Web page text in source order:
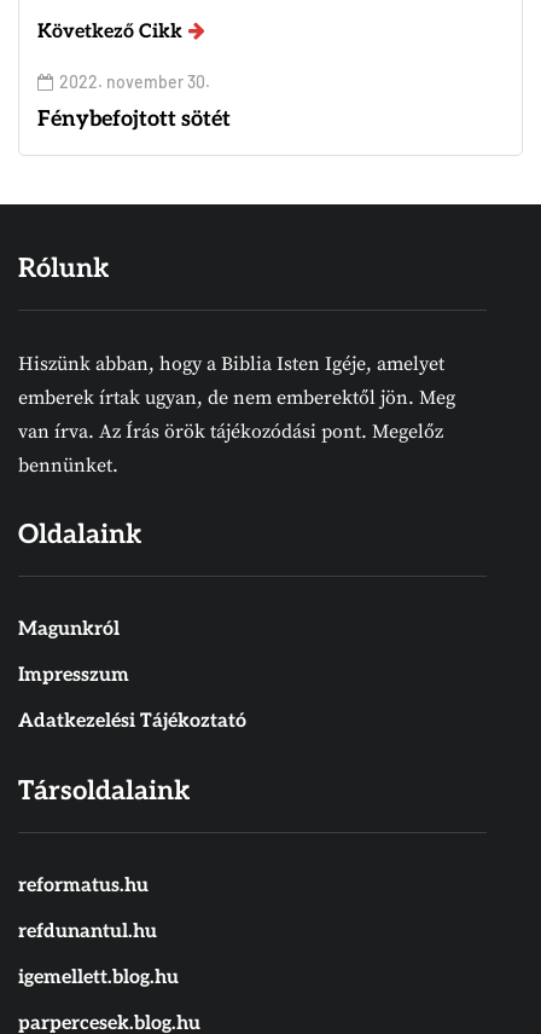
Következő Cikk
2022. november 30.
Fénybefojtott sötét
Rólunk
Hiszünk abban, hogy a Biblia Isten Igéje, amelyet
emberek írtak ugyan, de nem emberektől jön. Meg
van írva. Az Írás örök tájékozódási pont. Megelőz
bennünket.
Oldalaink
Magunkról
Impresszum
Adatkezelési Tájékoztató
Társoldalaink
reformatus.hu
refdunantul.hu
igemellett.blog.hu
parpercesek.blog.hu